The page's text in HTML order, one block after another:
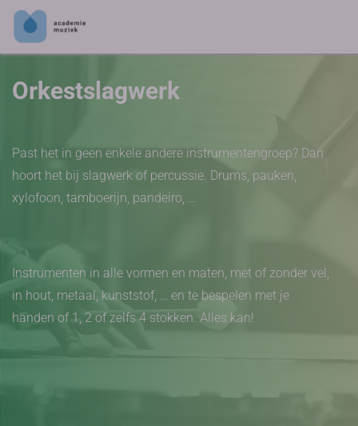
Orkestslagwerk
Past het in geen enkele andere instrumentengroep? Dan
hoort het bij slagwerk of percussie. Drums, pauken,
xylofoon, tamboerijn, pandeiro, …
Instrumenten in alle vormen en maten, met of zonder vel,
in hout, metaal, kunststof, … en te bespelen met je
handen of 1, 2 of zelfs 4 stokken. Alles kan!